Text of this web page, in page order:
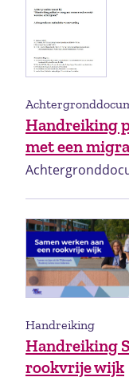
Handreiking
met een
Handreiking
rookvrije wijk
Handreiking